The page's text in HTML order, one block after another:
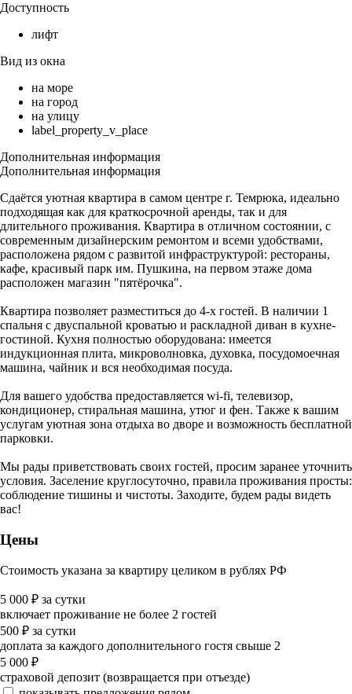
Доступность
лифт
Вид из окна
на море
на город
на улицу
label_property_v_place
Дополнительная информация
Дополнительная информация
Сдаётся уютная квартира в самом центре г. Темрюка, идеально
подходящая как для краткосрочной аренды, так и для
длительного проживания. Квартира в отличном состоянии, с
современным дизайнерским ремонтом и всеми удобствами,
расположена рядом с развитой инфраструктурой: рестораны,
кафе, красивый парк им. Пушкина, на первом этаже дома
расположен магазин "пятёрочка".
Квартира позволяет разместиться до 4-х гостей. В наличии 1
спальня с двуспальной кроватью и раскладной диван в кухне-
гостиной. Кухня полностью оборудована: имеется
индукционная плита, микроволновка, духовка, посудомоечная
машина, чайник и вся необходимая посуда.
Для вашего удобства предоставляется wi-fi, телевизор,
кондиционер, стиральная машина, утюг и фен. Также к вашим
услугам уютная зона отдыха во дворе и возможность бесплатной
парковки.
Мы рады приветствовать своих гостей, просим заранее уточнить
условия. Заселение круглосуточно, правила проживания просты:
соблюдение тишины и чистоты. Заходите, будем рады видеть
вас!
Цены
Стоимость указана за квартиру целиком в рублях РФ
5 000 ₽ за сутки
включает проживание не более 2 гостей
500 ₽ за сутки
доплата за каждого дополнительного гостя свыше 2
5 000 ₽
страховой депозит (возвращается при отъезде)